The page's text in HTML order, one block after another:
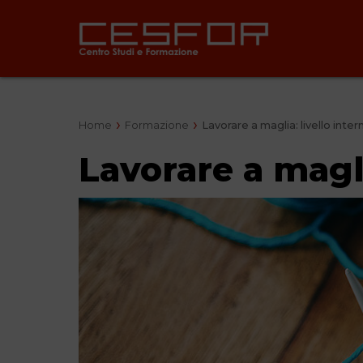
Home Formazione Lavorare a maglia: livello
Lavorare a